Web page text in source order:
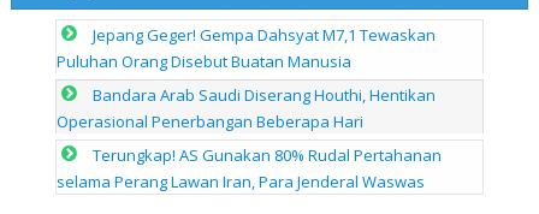
Jepang Geger! Gempa Dahsyat M7,1 Tewaskan
Puluhan Orang Disebut Buatan Manusia
Bandara Arab Saudi Diserang Houthi, Hentikan
Operasional Penerbangan Beberapa Hari
Terungkap! AS Gunakan 80% Rudal Pertahanan
selama Perang Lawan Iran, Para Jenderal Waswas